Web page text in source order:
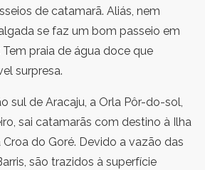
de catamarã. Aliás, nem
se faz um bom passeio em
Tem praia de água doce que
surpresa.
sul de Aracaju, a Orla Pôr-do-sol,
sai catamarãs com destino à Ilha
do Goré. Devido a vazão das
são trazidos à superfície